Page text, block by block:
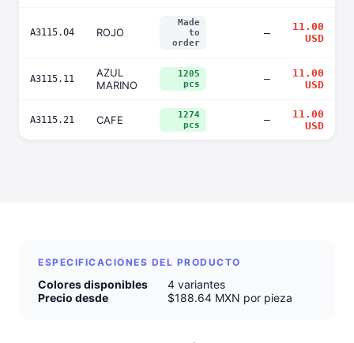
A3115.04 ROJO
Made
to
order
—
11.00
USD
A3115.11
AZUL
MARINO
1205
pcs
—
11.00
USD
A3115.21 CAFE
1274
pcs
—
11.00
USD
ESPECIFICACIONES DEL PRODUCTO
Colores disponibles
4 variantes
Precio desde
$188.64 MXN por pieza